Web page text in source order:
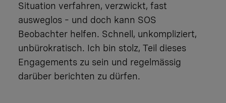
Situation verfahren, verzwickt, fast
ausweglos – und doch kann SOS
Beobachter helfen. Schnell, unkompliziert,
unbürokratisch. Ich bin stolz, Teil dieses
Engagements zu sein und regelmässig
darüber berichten zu dürfen.